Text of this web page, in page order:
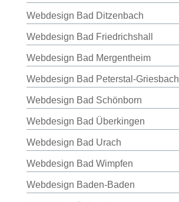
Webdesign Bad Ditzenbach
Webdesign Bad Friedrichshall
Webdesign Bad Mergentheim
Webdesign Bad Peterstal-Griesbach
Webdesign Bad Schönborn
Webdesign Bad Überkingen
Webdesign Bad Urach
Webdesign Bad Wimpfen
Webdesign Baden-Baden